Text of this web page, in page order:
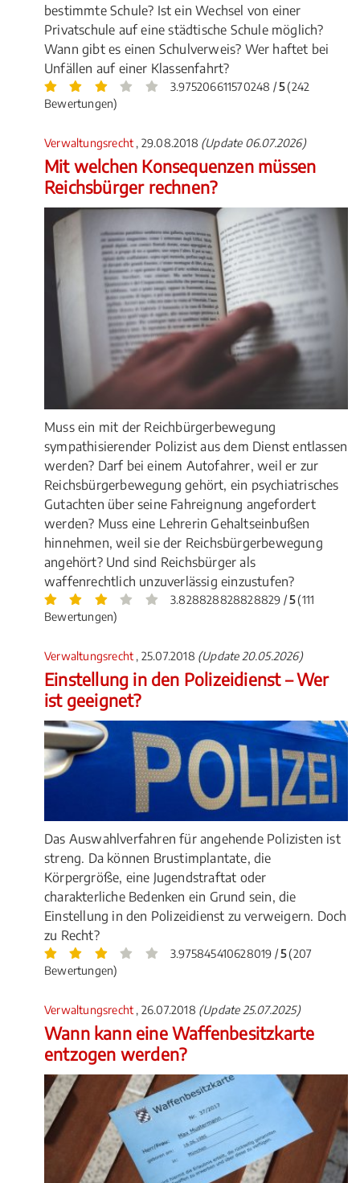
bestimmte Schule? Ist ein Wechsel von einer
Privatschule auf eine städtische Schule möglich?
Wann gibt es einen Schulverweis? Wer haftet bei
Unfällen auf einer Klassenfahrt?
3.975206611570248 /5(242
Bewertungen)
Verwaltungsrecht , 29.08.2018 (Update 06.07.2026)
Mit welchen Konsequenzen müssen
Reichsbürger rechnen?
Muss ein mit der Reichbürgerbewegung
sympathisierender Polizist aus dem Dienst entlassen
werden? Darf bei einem Autofahrer, weil er zur
Reichsbürgerbewegung gehört, ein psychiatrisches
Gutachten über seine Fahreignung angefordert
werden? Muss eine Lehrerin Gehaltseinbußen
hinnehmen, weil sie der Reichsbürgerbewegung
angehört? Und sind Reichsbürger als
waffenrechtlich unzuverlässig einzustufen?
3.828828828828829 /5(111
Bewertungen)
Verwaltungsrecht , 25.07.2018 (Update 20.05.2026)
Einstellung in den Polizeidienst – Wer
ist geeignet?
Das Auswahlverfahren für angehende Polizisten ist
streng. Da können Brustimplantate, die
Körpergröße, eine Jugendstraftat oder
charakterliche Bedenken ein Grund sein, die
Einstellung in den Polizeidienst zu verweigern. Doch
zu Recht?
3.975845410628019 /5(207
Bewertungen)
Verwaltungsrecht , 26.07.2018 (Update 25.07.2025)
Wann kann eine Waffenbesitzkarte
entzogen werden?